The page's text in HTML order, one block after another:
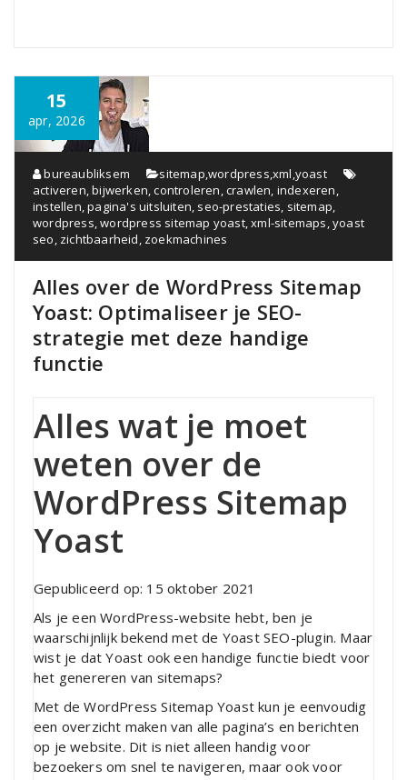
15
apr, 2026
bureaubliksem sitemap,wordpress,xml,yoast
activeren,bijwerken,controleren,crawlen, indexeren,
instellen,pagina's uitsluiten, seo-prestaties, sitemap,
wordpress,wordpress sitemap yoast,xml-sitemaps,yoast
seo, zichtbaarheid, zoekmachines
Alles over de WordPress Sitemap
Yoast: Optimaliseer je SEO-
strategie met deze handige
functie
Alles wat je moet
weten over de
WordPress Sitemap
Yoast
Gepubliceerd op: 15 oktober 2021
Als je een WordPress-website hebt, ben je
waarschijnlijk bekend met de Yoast SEO-plugin. Maar
wist je dat Yoast ook een handige functie biedt voor
het genereren van sitemaps?
Met de WordPress Sitemap Yoast kun je eenvoudig
een overzicht maken van alle pagina’s en berichten
op je website. Dit is niet alleen handig voor
bezoekers om snel te navigeren, maar ook voor